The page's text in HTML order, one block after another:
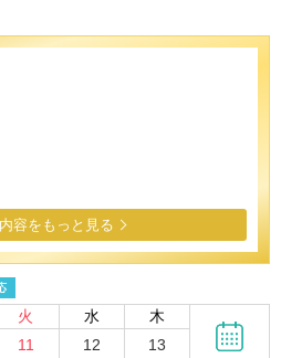
容をもっと見る
火 水 木
11 12 13